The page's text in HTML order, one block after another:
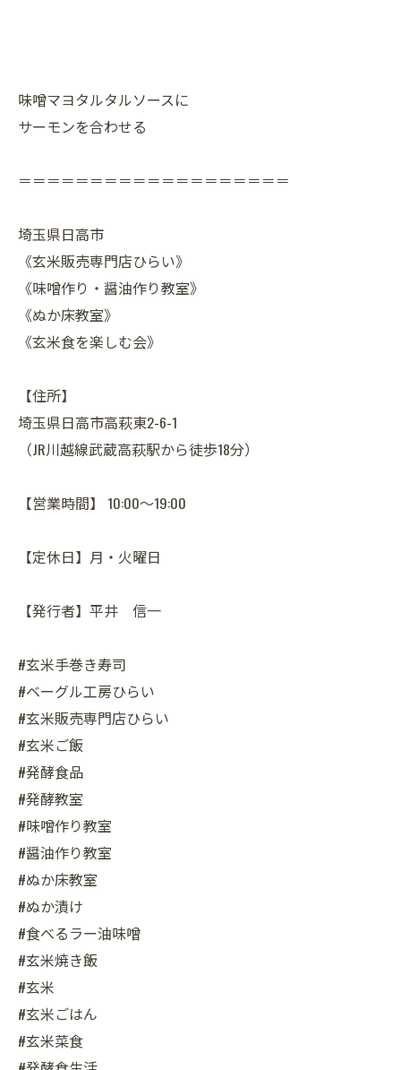
味噌マヨタルタルソースに
サーモンを合わせる
＝＝＝＝＝＝＝＝＝＝＝＝＝＝＝＝＝＝＝
埼玉県日高市
《玄米販売専門店ひらい》
《味噌作り・醤油作り教室》
《ぬか床教室》
《玄米食を楽しむ会》
【住所】
埼玉県日高市高萩東2-6-1
（JR川越線武蔵高萩駅から徒歩18分）
【営業時間】 10:00～19:00
【定休日】月・火曜日
【発行者】平井 信一
#玄米手巻き寿司
#ベーグル工房ひらい
#玄米販売専門店ひらい
#玄米ご飯
#発酵食品
#発酵教室
#味噌作り教室
#醤油作り教室
#ぬか床教室
#ぬか漬け
#食べるラー油味噌
#玄米焼き飯
#玄米
#玄米ごはん
#玄米菜食